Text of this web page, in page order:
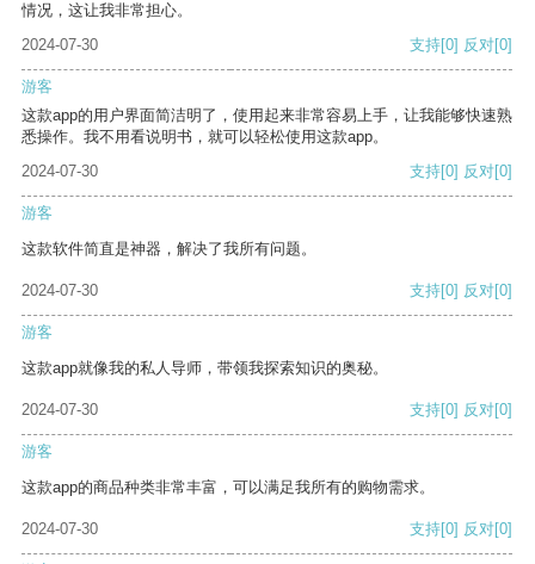
情况，这让我非常担心。
2024-07-30
支持[0] 反对[0]
游客
这款app的用户界面简洁明了，使用起来非常容易上手，让我能够快速熟
悉操作。我不用看说明书，就可以轻松使用这款app。
2024-07-30
支持[0] 反对[0]
游客
这款软件简直是神器，解决了我所有问题。
2024-07-30 支持[0] 反对[0]
游客
这款app就像我的私人导师，带领我探索知识的奥秘。
2024-07-30 支持[0] 反对[0]
游客
这款app的商品种类非常丰富，可以满足我所有的购物需求。
2024-07-30 支持[0] 反对[0]